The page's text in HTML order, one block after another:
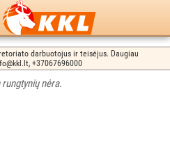
darbuotojus ir teisėjus. Daugiau
+37067696000
rungtynių nėra.